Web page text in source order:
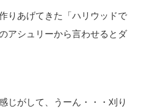
りあげてきた「ハリウッドで
アシュリーから言わせるとダ
じがして、うーん・・・刈り